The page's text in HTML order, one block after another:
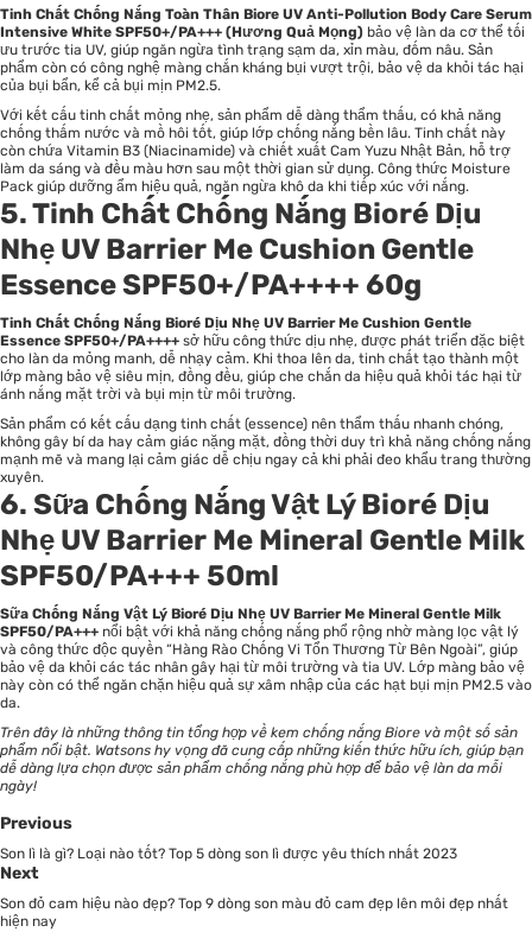
Tinh Chất Chống Nắng Toàn Thân Biore UV Anti-Pollution Body Care Serum
Intensive White SPF50+/PA+++ (Hương Quả Mọng) bảo vệ làn da cơ thể tối
ưu trước tia UV, giúp ngăn ngừa tình trạng sạm da, xỉn màu, đốm nâu. Sản
phẩm còn có công nghệ màng chắn kháng bụi vượt trội, bảo vệ da khỏi tác hại
của bụi bẩn, kể cả bụi mịn PM2.5.
Với kết cấu tinh chất mỏng nhẹ, sản phẩm dễ dàng thẩm thấu, có khả năng
chống thấm nước và mồ hôi tốt, giúp lớp chống nắng bền lâu. Tinh chất này
còn chứa Vitamin B3 (Niacinamide) và chiết xuất Cam Yuzu Nhật Bản, hỗ trợ
làm da sáng và đều màu hơn sau một thời gian sử dụng. Công thức Moisture
Pack giúp dưỡng ẩm hiệu quả, ngăn ngừa khô da khi tiếp xúc với nắng.
5. Tinh Chất Chống Nắng Bioré Dịu
Nhẹ UV Barrier Me Cushion Gentle
Essence SPF50+/PA++++ 60g
Tinh Chất Chống Nắng Bioré Dịu Nhẹ UV Barrier Me Cushion Gentle
Essence SPF50+/PA++++ sở hữu công thức dịu nhẹ, được phát triển đặc biệt
cho làn da mỏng manh, dễ nhạy cảm. Khi thoa lên da, tinh chất tạo thành một
lớp màng bảo vệ siêu mịn, đồng đều, giúp che chắn da hiệu quả khỏi tác hại từ
ánh nắng mặt trời và bụi mịn từ môi trường.
Sản phẩm có kết cấu dạng tinh chất (essence) nên thẩm thấu nhanh chóng,
không gây bí da hay cảm giác nặng mặt, đồng thời duy trì khả năng chống nắng
mạnh mẽ và mang lại cảm giác dễ chịu ngay cả khi phải đeo khẩu trang thường
xuyên.
6. Sữa Chống Nắng Vật Lý Bioré Dịu
Nhẹ UV Barrier Me Mineral Gentle Milk
SPF50/PA+++ 50ml
Sữa Chống Nắng Vật Lý Bioré Dịu Nhẹ UV Barrier Me Mineral Gentle Milk
SPF50/PA+++ nổi bật với khả năng chống nắng phổ rộng nhờ màng lọc vật lý
và công thức độc quyền “Hàng Rào Chống Vi Tổn Thương Từ Bên Ngoài”, giúp
bảo vệ da khỏi các tác nhân gây hại từ môi trường và tia UV. Lớp màng bảo vệ
này còn có thể ngăn chặn hiệu quả sự xâm nhập của các hạt bụi mịn PM2.5 vào
da.
Trên đây là những thông tin tổng hợp về kem chống nắng Biore và một số sản
phẩm nổi bật. Watsons hy vọng đã cung cấp những kiến thức hữu ích, giúp bạn
dễ dàng lựa chọn được sản phẩm chống nắng phù hợp để bảo vệ làn da mỗi
ngày!
Previous
Son lì là gì? Loại nào tốt? Top 5 dòng son lì được yêu thích nhất 2023
Next
Son đỏ cam hiệu nào đẹp? Top 9 dòng son màu đỏ cam đẹp lên môi đẹp nhất
hiện nay